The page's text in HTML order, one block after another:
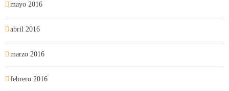
mayo 2016
abril 2016
marzo 2016
febrero 2016